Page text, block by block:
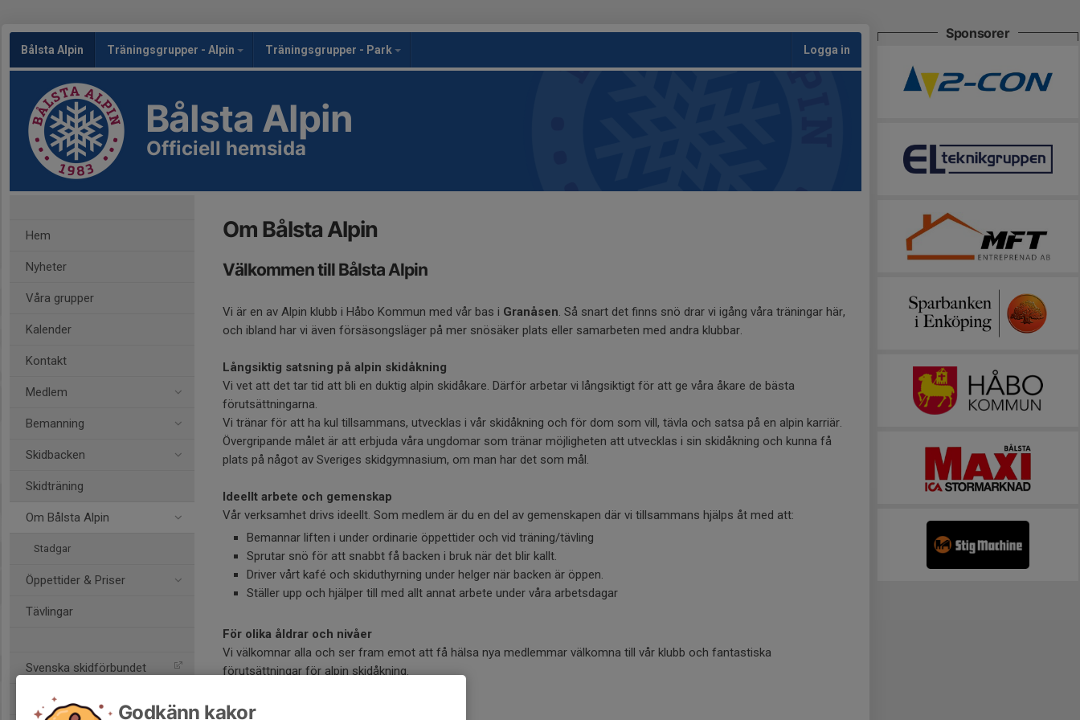
Bålsta Alpin Träningsgrupper - Alpin Träningsgrupper - Park Logga in
Bålsta Alpin
Officiell hemsida
Hem
Nyheter
Våra grupper
Kalender
Kontakt
Medlem
Bemanning
Skidbacken
Skidträning
Om Bålsta Alpin
Stadgar
Öppettider & Priser
Tävlingar
Svenska skidförbundet
Granåsen friluftsområde
Om Bålsta Alpin
Välkommen till Bålsta Alpin
Vi är en av Alpin klubb i Håbo Kommun med vår bas i Granåsen. Så snart det finns snö drar vi igång våra träningar här,
och ibland har vi även försäsongsläger på mer snösäker plats eller samarbeten med andra klubbar.
Långsiktig satsning på alpin skidåkning
Vi vet att det tar tid att bli en duktig alpin skidåkare. Därför arbetar vi långsiktigt för att ge våra åkare de bästa
förutsättningarna.
Vi tränar för att ha kul tillsammans, utvecklas i vår skidåkning och för dom som vill, tävla och satsa på en alpin karriär.
Övergripande målet är att erbjuda våra ungdomar som tränar möjligheten att utvecklas i sin skidåkning och kunna få
plats på något av Sveriges skidgymnasium, om man har det som mål.
Ideellt arbete och gemenskap
Vår verksamhet drivs ideellt. Som medlem är du en del av gemenskapen där vi tillsammans hjälps åt med att:
Bemannar liften i under ordinarie öppettider och vid träning/tävling
Sprutar snö för att snabbt få backen i bruk när det blir kallt.
Driver vårt kafé och skiduthyrning under helger när backen är öppen.
Ställer upp och hjälper till med allt annat arbete under våra arbetsdagar
För olika åldrar och nivåer
Vi välkomnar alla och ser fram emot att få hälsa nya medlemmar välkomna till vår klubb och fantastiska
förutsättningar för alpin skidåkning.
Sponsorer
Godkänn kakor